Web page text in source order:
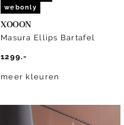
webonly
XOOON
Masura Ellips Bartafel
1299.-
meer kleuren